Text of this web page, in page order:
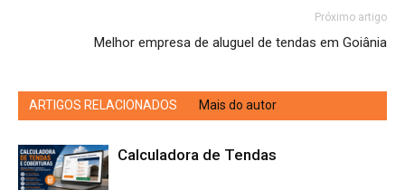
Próximo artigo
Melhor empresa de aluguel de tendas em Goiânia
ARTIGOS RELACIONADOS Mais do autor
Calculadora de Tendas